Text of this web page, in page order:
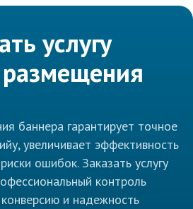
услугу
баннера гарантирует точное
увеличивает эффективность
ошибок. Заказать услугу
контроль
и надежность